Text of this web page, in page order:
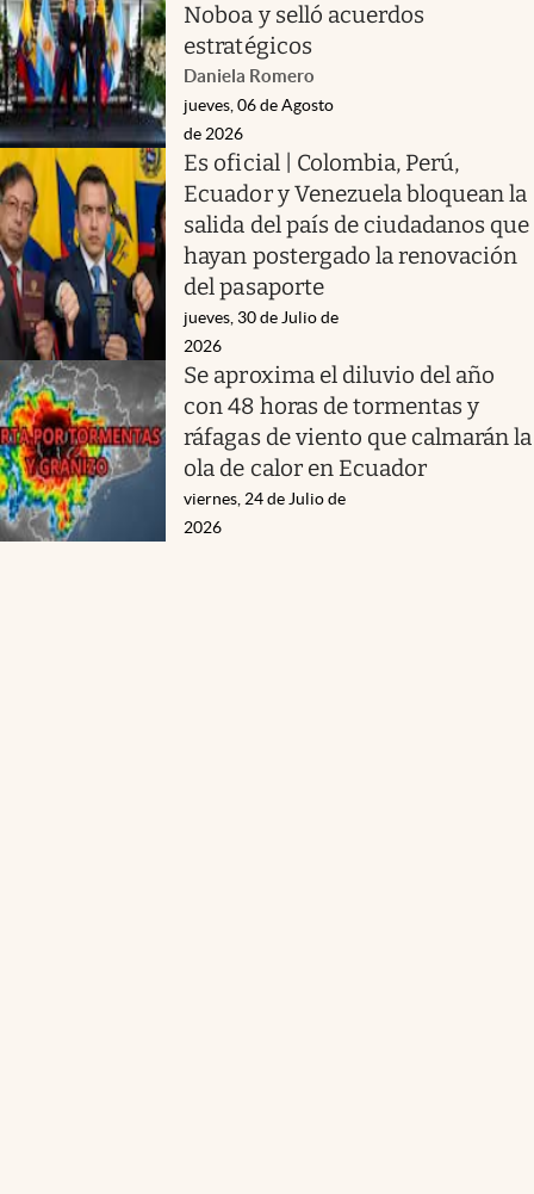
Noboa y selló acuerdos
estratégicos
Daniela Romero
jueves, 06 de Agosto
de 2026
Es oficial | Colombia, Perú,
Ecuador y Venezuela bloquean la
salida del país de ciudadanos que
hayan postergado la renovación
del pasaporte
jueves, 30 de Julio de
2026
Se aproxima el diluvio del año
con 48 horas de tormentas y
ráfagas de viento que calmarán la
ola de calor en Ecuador
viernes, 24 de Julio de
2026